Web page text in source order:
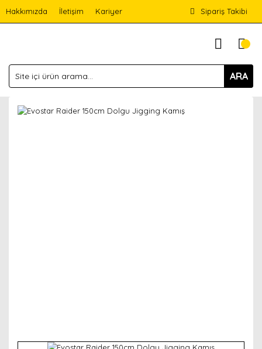
Hakkımızda İletişim Kariyer Sipariş Takibi
ARA